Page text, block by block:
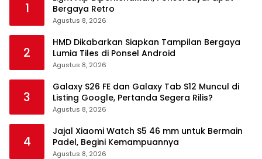
1
Bergaya Retro
Agustus 8, 2026
2
HMD Dikabarkan Siapkan Tampilan Bergaya
Lumia Tiles di Ponsel Android
Agustus 8, 2026
3
Galaxy S26 FE dan Galaxy Tab S12 Muncul di
Listing Google, Pertanda Segera Rilis?
Agustus 8, 2026
4
Jajal Xiaomi Watch S5 46 mm untuk Bermain
Padel, Begini Kemampuannya
Agustus 8, 2026